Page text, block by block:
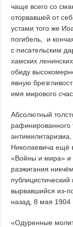
чаще всего со
оторвавшей от
устами того же
погибель, и
с писательским
хамских
обиду
явную
имя мирового
Абсолютный
рафинированного
Николаевича ещё
«Войны и мира» и
разжигания
вырвавшийся из-
назад, 8 мая
«Одуренные